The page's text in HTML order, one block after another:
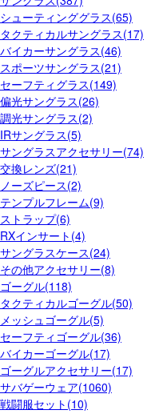
シューティンググラス(65)
タクティカルサングラス(17)
バイカーサングラス(46)
スポーツサングラス(21)
セーフティグラス(149)
偏光サングラス(26)
調光サングラス(2)
IRサングラス(5)
サングラスアクセサリー(74)
交換レンズ(21)
ノーズピース(2)
テンプルフレーム(9)
ストラップ(6)
RXインサート(4)
サングラスケース(24)
その他アクセサリー(8)
ゴーグル(118)
タクティカルゴーグル(50)
メッシュゴーグル(5)
セーフティゴーグル(36)
バイカーゴーグル(17)
ゴーグルアクセサリー(17)
サバゲーウェア(1060)
戦闘服セット(10)